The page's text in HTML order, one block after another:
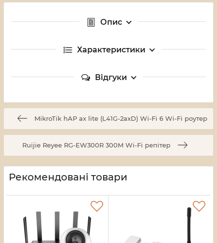
Опис
Характеристики
Відгуки
MikroTik hAP ax lite (L41G-2axD) Wi-Fi 6 Wi-Fi роутер
Ruijie Reyee RG-EW300R 300M Wi-Fi репітер
Рекомендовані товари